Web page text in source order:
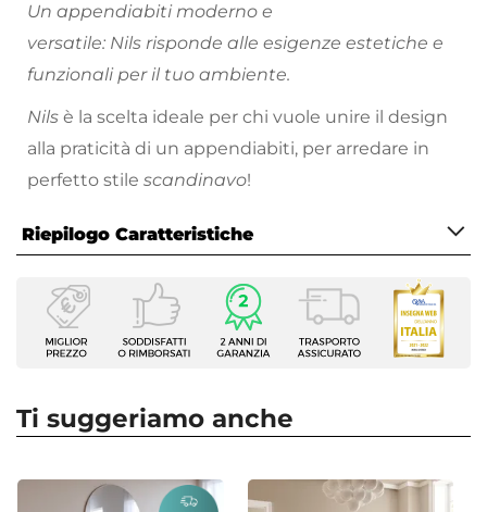
Un appendiabiti moderno e
versatile: Nils risponde alle esigenze estetiche e
funzionali per il tuo ambiente.
Nils è la scelta ideale per chi vuole unire il design
alla praticità di un appendiabiti, per arredare in
perfetto stile scandinavo!
Riepilogo Caratteristiche
Caratteristiche
Tipologia
Appendiabiti a terra
Altezza
Colore Struttura
Ti suggeriamo anche